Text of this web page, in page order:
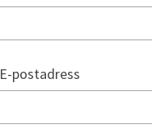
E-postadress